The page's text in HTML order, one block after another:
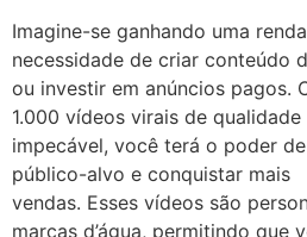
Imagine-se ganhando uma
necessidade de criar conteúdo
ou investir em anúncios pagos.
1.000 vídeos virais de qualidade
impecável, você terá o poder
público-alvo e conquistar mais
vendas. Esses vídeos são
marcas d’água, permitindo que